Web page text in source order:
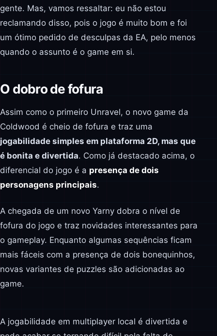
gente. Mas, vamos ressaltar: eu não estou
reclamando disso, pois o jogo é muito bom e foi
um ótimo pedido de desculpas da EA, pelo menos
quando o assunto é o game em si.
O dobro de fofura
Assim como o primeiro Unravel, o novo game da
Coldwood é cheio de fofura e traz uma
jogabilidade simples em plataforma 2D, mas que
é bonita e divertida. Como já destacado acima, o
diferencial do jogo é a presença de dois
personagens principais.
A chegada de um novo Yarny dobra o nível de
fofura do jogo e traz novidades interessantes para
o gameplay. Enquanto algumas sequências ficam
mais fáceis com a presença de dois bonequinhos,
novas variantes de puzzles são adicionadas ao
game.
A jogabilidade em multiplayer local é divertida e